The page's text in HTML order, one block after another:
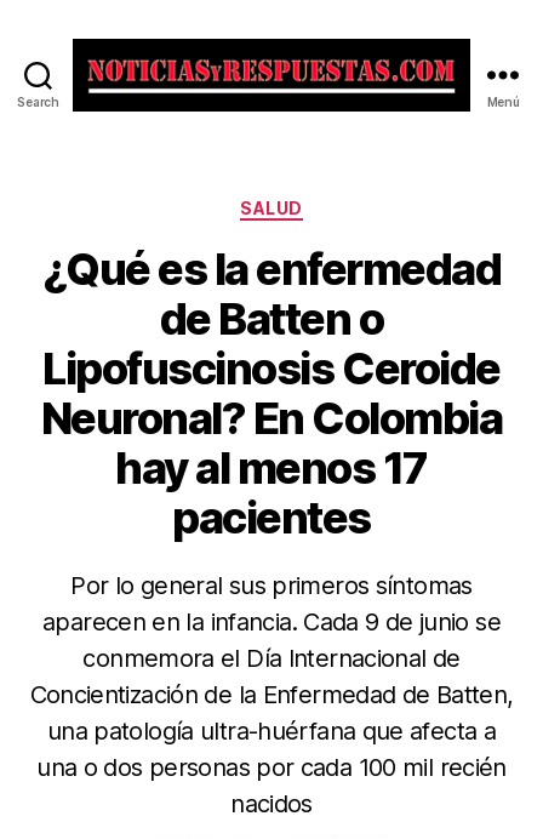
Search Menú
Categorías
SALUD
¿Qué es la enfermedad
de Batten o
Lipofuscinosis Ceroide
Neuronal? En Colombia
hay al menos 17
pacientes
Por lo general sus primeros síntomas
aparecen en la infancia. Cada 9 de junio se
conmemora el Día Internacional de
Concientización de la Enfermedad de Batten,
una patología ultra-huérfana que afecta a
una o dos personas por cada 100 mil recién
nacidos